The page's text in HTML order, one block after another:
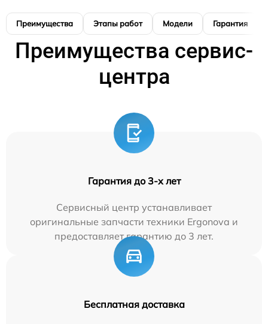
Преимущества Этапы работ Модели Гарантия
Преимущества сервис-
центра
Гарантия до 3-х лет
Сервисный центр устанавливает
оригинальные запчасти техники Ergonova и
предоставляет гарантию до 3 лет.
Бесплатная доставка